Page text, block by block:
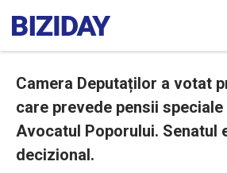
Camera Deputaților a votat
care prevede pensii speciale
Avocatul Poporului. Senatul
decizional.